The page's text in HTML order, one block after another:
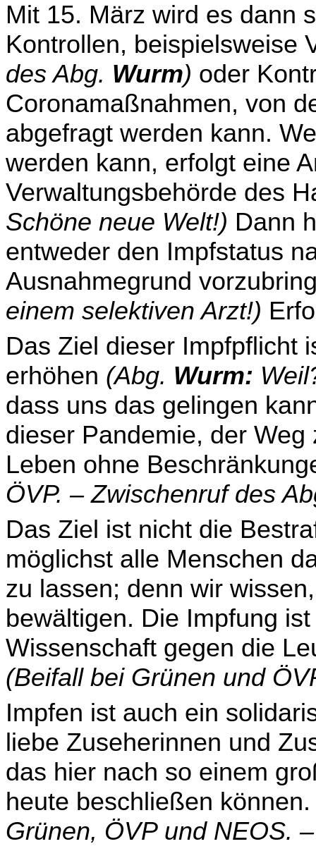
Mit 15. März wird es dann
Kontrollen, beispielsweise
des Abg. Wurm) oder
Coronamaßnahmen, von
abgefragt werden kann.
werden kann, erfolgt eine
Verwaltungsbehörde des
Schöne neue Welt!) Dann
entweder den Impfstatus
Ausnahmegrund
einem selektiven Arzt!)
Das Ziel dieser Impfpflicht
erhöhen (Abg. Wurm:
dass uns das gelingen
dieser Pandemie, der
Leben ohne
ÖVP. – Zwischenruf des
Das Ziel ist nicht die
möglichst alle Menschen
zu lassen; denn wir
bewältigen. Die Impfung
Wissenschaft gegen die
(Beifall bei Grünen und
Impfen ist auch ein
liebe Zuseherinnen und
das hier nach so einem
heute beschließen
Grünen, ÖVP und NEOS.